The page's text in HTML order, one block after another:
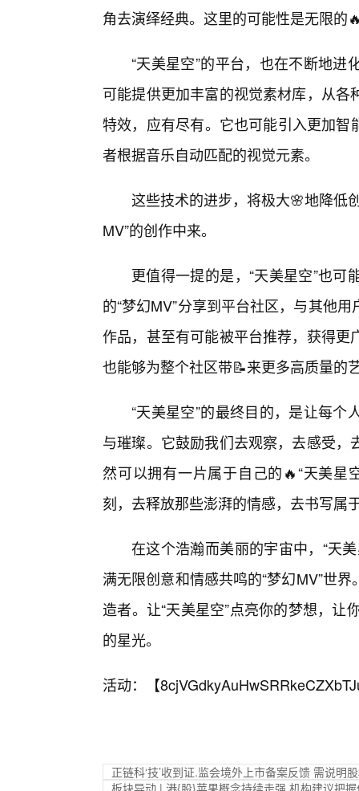
角去演绎经典。这里的可能性是无限的
“天美星空”的平台，也在不断地
可能提供更加丰富的视觉素材库，从
特效，应有尽有。它也可能引入更加
者根据音乐自动匹配的视觉元素。
这些技术的进步，将极大🌸地降低
MV”的创作中来。
更值得一提的是，“天美星空”也
的“梦幻MV”分享到平台社区，与其他
作品，甚至有可能被平台推荐，获得
也能够为整个社区带📝来更多高质量的
“天美星空”的最终目的，是让每
与璀璨。它鼓励我们去观察，去感受
然可以拥有一片属于自己的🔥“天美星
刻，去释放那些澎湃的情感，去书写属
在这个浩瀚而美丽的宇宙中，“天
满无限创意和情感共鸣的“梦幻MV”世
造者。让“天美星空”点亮你的梦想，让
的星光。
活动：【
正链科‘技’收到证.监会境外上市备案反馈 需说明